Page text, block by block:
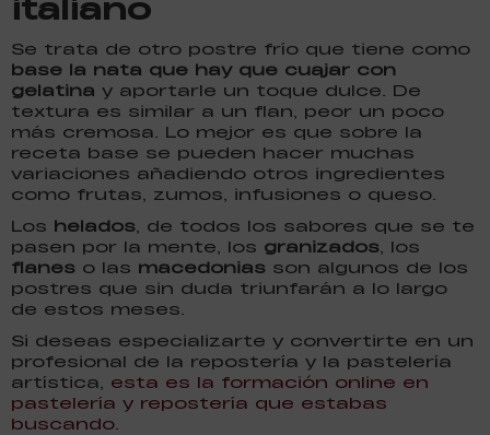
italiano
Se trata de otro postre frío que tiene como
base la nata que hay que cuajar con
gelatina y aportarle un toque dulce. De
textura es similar a un flan, peor un poco
más cremosa. Lo mejor es que sobre la
receta base se pueden hacer muchas
variaciones añadiendo otros ingredientes
como frutas, zumos, infusiones o queso.
Los helados, de todos los sabores que se te
pasen por la mente, los granizados, los
flanes o las macedonias son algunos de los
postres que sin duda triunfarán a lo largo
de estos meses.
Si deseas especializarte y convertirte en un
profesional de la repostería y la pastelería
artística, esta es la formación online en
pastelería y repostería que estabas
buscando.